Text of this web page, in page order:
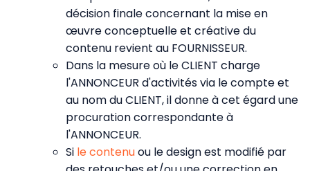
décision finale concernant la mise en
œuvre conceptuelle et créative du
contenu revient au FOURNISSEUR.
Dans la mesure où le CLIENT charge
l'ANNONCEUR d'activités via le compte et
au nom du CLIENT, il donne à cet égard une
procuration correspondante à
l'ANNONCEUR.
Si le contenuou le design est modifié par